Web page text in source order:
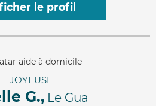
le profil
JOYEUSE
G., Le Gua